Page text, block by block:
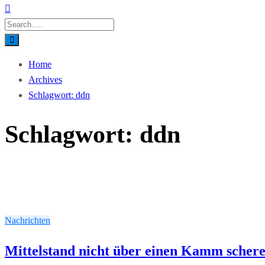
Home
Archives
Schlagwort: ddn
Schlagwort: ddn
Nachrichten
Mittelstand nicht über einen Kamm